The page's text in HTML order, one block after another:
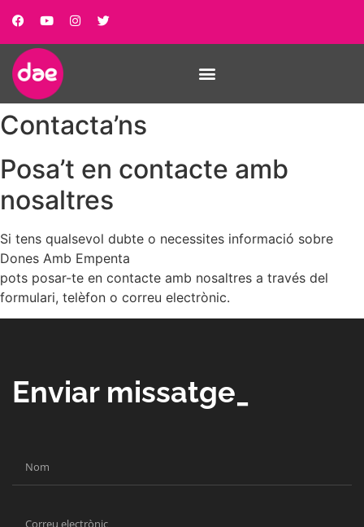
Contacta’ns
Posa’t en contacte amb
nosaltres
Si tens qualsevol dubte o necessites informació sobre
Dones Amb Empenta
pots posar-te en contacte amb nosaltres a través del
formulari, telèfon o correu electrònic.
Enviar missatge_